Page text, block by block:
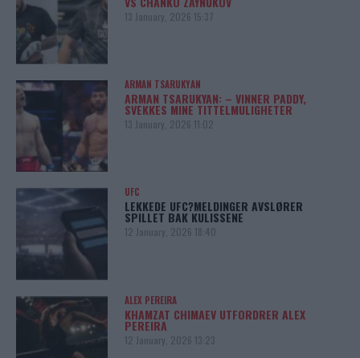
13 January, 2026 15:37
ARMAN TSARUKYAN
ARMAN TSARUKYAN: – VINNER PADDY,
SVEKKES MINE TITTELMULIGHETER
13 January, 2026 11:02
UFC
LEKKEDE UFC?MELDINGER AVSLØRER
SPILLET BAK KULISSENE
12 January, 2026 18:40
ALEX PEREIRA
KHAMZAT CHIMAEV UTFORDRER ALEX
PEREIRA
12 January, 2026 13:23